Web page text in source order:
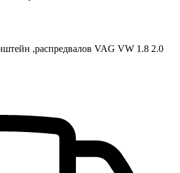
,распредвалов VAG VW 1.8 2.0